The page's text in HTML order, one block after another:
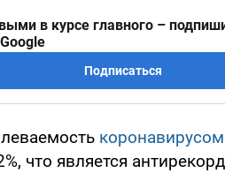
в курсе главного –
Подписаться
коронавирусом
что является